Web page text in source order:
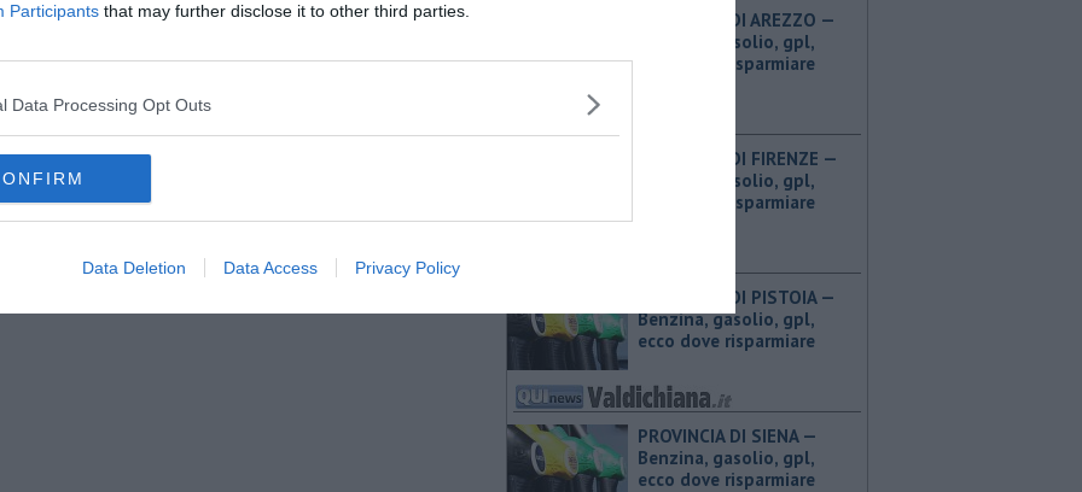
Participants that may further disclose it to other third parties.
Data Processing Opt Outs
Data Deletion Data Access Privacy Policy
PROVINCIA DI AREZZO — ​
Benzina, gasolio, gpl,
ecco dove risparmiare
PROVINCIA DI FIRENZE — ​
Benzina, gasolio, gpl,
ecco dove risparmiare
PROVINCIA DI PISTOIA — ​
Benzina, gasolio, gpl,
ecco dove risparmiare
PROVINCIA DI SIENA — ​
Benzina, gasolio, gpl,
ecco dove risparmiare